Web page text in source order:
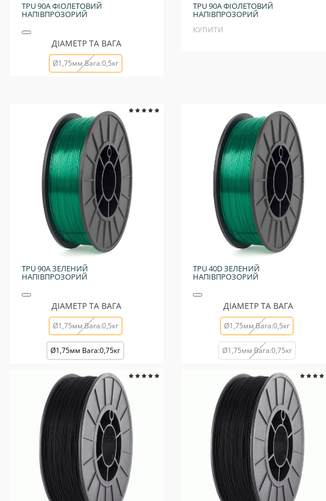
TPU 90A ФІОЛЕТОВИЙ
НАПІВПРОЗОРИЙ
ДІАМЕТР ТА ВАГА
Ø1,75мм Вага:0,5кг
TPU 90A ФІОЛЕТОВИЙ
НАПІВПРОЗОРИЙ
КУПИТИ
TPU 90A ЗЕЛЕНИЙ
НАПІВПРОЗОРИЙ
ДІАМЕТР ТА ВАГА
Ø1,75мм Вага:0,5кг
Ø1,75мм Вага:0,75кг
TPU 40D ЗЕЛЕНИЙ
НАПІВПРОЗОРИЙ
ДІАМЕТР ТА ВАГА
Ø1,75мм Вага:0,5кг
Ø1,75мм Вага:0,75кг